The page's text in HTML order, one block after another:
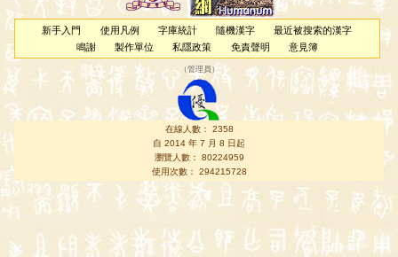
新手入門 使用凡例 字庫統計 隨機漢字
最近被搜索的漢字
鳴謝
製作單位 私隱政策 免責聲明 意見簿
（管理員 ）
在線人數： 2358
自 2014 年 7 月 8 日起
瀏覽人數： 80224959
使用次數： 294215728